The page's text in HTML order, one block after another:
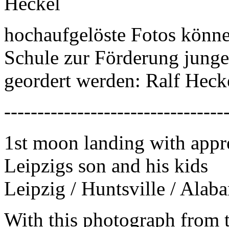
hochaufgelöste Fotos
Schule zur Förderung
geordert werden: Ralf
1st moon landing with
Leipzigs son and his kids
Leipzig / Huntsville /
With this photograph from